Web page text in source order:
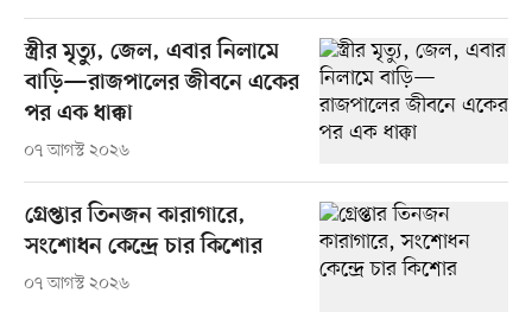
স্ত্রীর মৃত্যু, জেল, এবার নিলামে
বাড়ি—রাজপালের জীবনে একের
পর এক ধাক্কা
০৭ আগস্ট ২০২৬
গ্রেপ্তার তিনজন কারাগারে,
সংশোধন কেন্দ্রে চার কিশোর
০৭ আগস্ট ২০২৬